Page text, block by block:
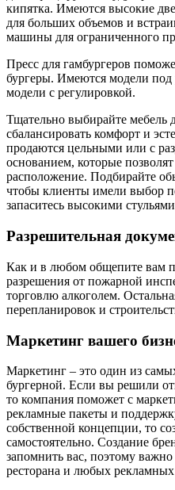
кипятка. Имеются высокие
для больших объемов и
машины для ограниченного
Пресс для гамбургеров
бургеры. Имеются модели под
модели с регулировкой.
Тщательно выбирайте мебель
сбалансировать комфорт и
продаются цельными или с
основанием, которые позволят
расположение. Подбирайте
чтобы клиенты имели выбор
запаситесь высокими
Разрешительная
Как и в любом общепите вам
разрешения от пожарной
торговлю алкоголем.
перепланировок и
Маркетинг вашего
Маркетинг – это один из
бургерной. Если вы решили
то компания поможет с
рекламные пакеты и
собственной концепции, то
самостоятельно. Создание
запомнить вас, поэтому
ресторана и любых рекламных